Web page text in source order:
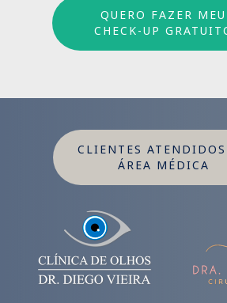
QUERO FAZER MEU
CHECK-UP
CLIENTES
ÁREA MÉDICA